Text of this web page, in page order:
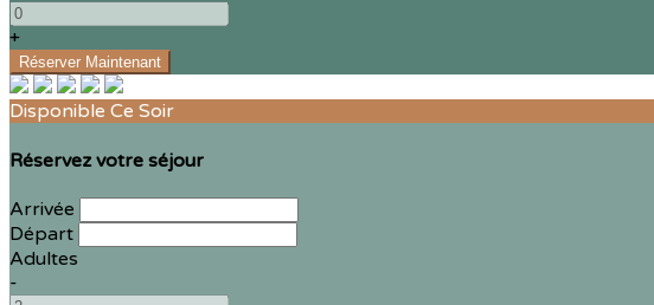
+
Disponible Ce Soir
Réservez votre séjour
Arrivée
Départ
Adultes
-